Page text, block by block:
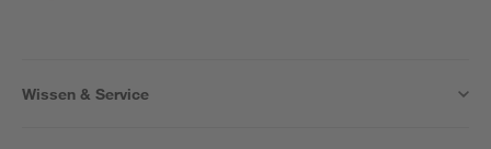
Wissen & Service